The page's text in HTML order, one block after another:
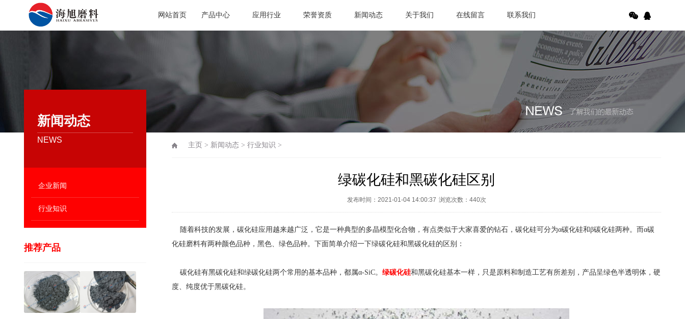
网站首页 产品中心 应用行业 荣誉资质 新闻动态 关于我们 在线留言 联系我们
新闻动态
NEWS
企业新闻
行业知识
推荐产品
主页 > 新闻动态 > 行业知识 >
绿碳化硅和黑碳化硅区别
发布时间：2021-01-04 14:00:37 浏览次数： 440次
随着科技的发展，碳化硅应用越来越广泛，它是一种典型的多晶模型化合物，有点类似于大家喜爱的钻石，碳化硅可分为α碳化硅和β碳化硅两种。而α碳
化硅磨料有两种颜色品种，黑色、绿色品种。下面简单介绍一下绿碳化硅和黑碳化硅的区别：
碳化硅有黑碳化硅和绿碳化硅两个常用的基本品种，都属α-SiC。 绿碳化硅和黑碳化硅基本一样，只是原料和制造工艺有所差别，产品呈绿色半透明体，硬
度、纯度优于黑碳化硅。